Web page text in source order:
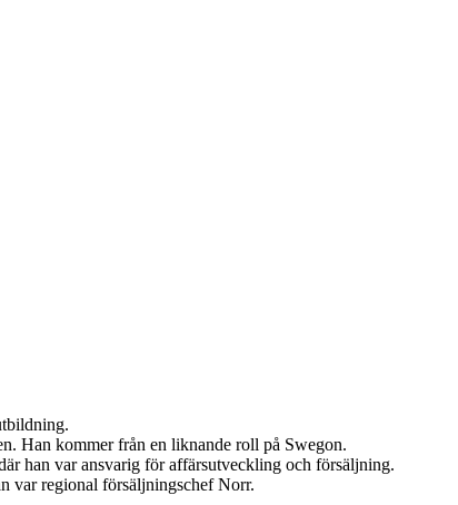
Han kommer från en liknande roll på Swegon.
han var ansvarig för affärsutveckling och försäljning.
var regional försäljningschef Norr.